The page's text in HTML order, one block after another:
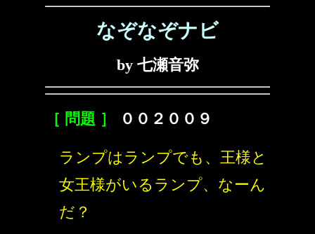
なぞなぞナビ
by 七瀬音弥
［ 問題 ］ ００２００９
ランプはランプでも、王様と
女王様がいるランプ、なーん
だ？